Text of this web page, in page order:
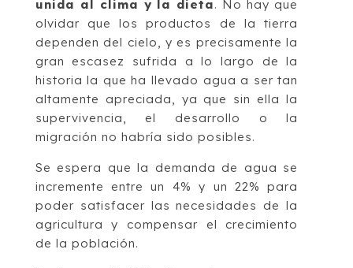
unida al clima y la dieta. No hay que
olvidar que los productos de la tierra
dependen del cielo, y es precisamente la
gran escasez sufrida a lo largo de la
historia la que ha llevado agua a ser tan
altamente apreciada, ya que sin ella la
supervivencia, el desarrollo o la
migración no habría sido posibles.
Se espera que la demanda de agua se
incremente entre un 4% y un 22% para
poder satisfacer las necesidades de la
agricultura y compensar el crecimiento
de la población.